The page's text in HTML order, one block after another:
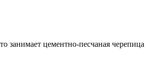
занимает цементно-песчаная черепица